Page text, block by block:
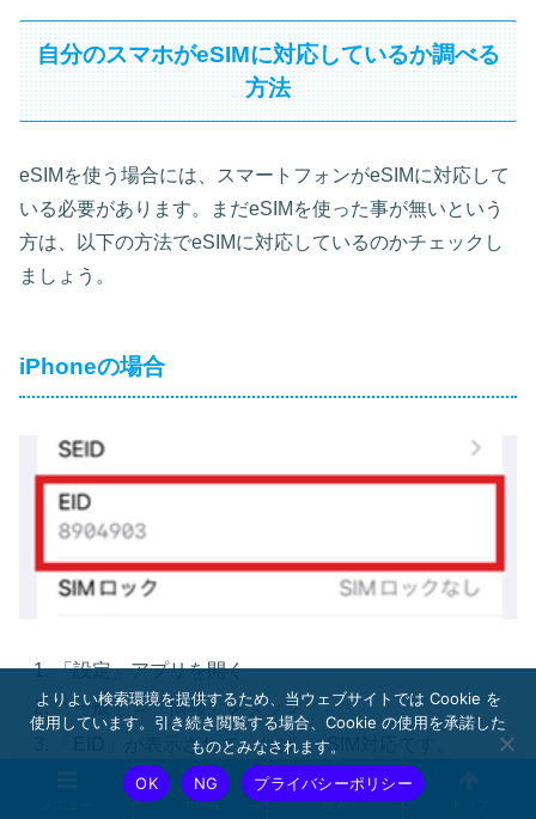
自分のスマホがeSIMに対応しているか調べる
方法
eSIMを使う場合には、スマートフォンがeSIMに対応して
いる必要があります。まだeSIMを使った事が無いという
方は、以下の方法でeSIMに対応しているのかチェックし
ましょう。
iPhoneの場合
「設定」アプリを開く
「一般」→「情報」をタップ
「EID」が表示されていれば、eSIM対応です。
ホーム 検索
よりよい検索環境を提供するため、当ウェブサイトでは Cookie を
使用しています。引き続き閲覧する場合、Cookie の使用を承諾した
ものとみなされます。
OK
NG プライバシーポリシー